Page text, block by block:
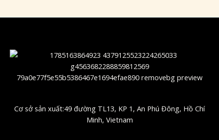
Cơ sở sản xuất:49 đường TL13, KP 1, An Phú Đông, Hồ Chí
Minh, Vietnam